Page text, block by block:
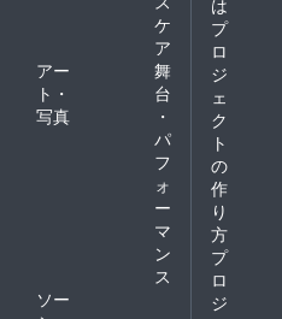
ケ
ア
アー
ト・
写真
舞
台
・
パ
フ
ォ
ー
マ
ン
ス
ソー
は
プ
ロ
ジ
ェ
ク
ト
の
作
り
方
プ
ロ
ジ